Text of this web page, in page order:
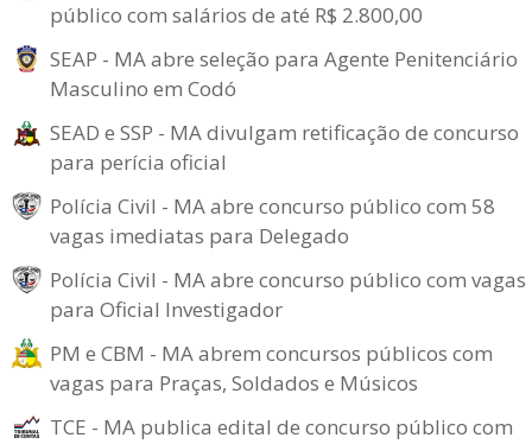
público com salários de até R$ 2.800,00
SEAP - MA abre seleção para Agente Penitenciário
Masculino em Codó
SEAD e SSP - MA divulgam retificação de concurso
para perícia oficial
Polícia Civil - MA abre concurso público com 58
vagas imediatas para Delegado
Polícia Civil - MA abre concurso público com vagas
para Oficial Investigador
PM e CBM - MA abrem concursos públicos com
vagas para Praças, Soldados e Músicos
TCE - MA publica edital de concurso público com